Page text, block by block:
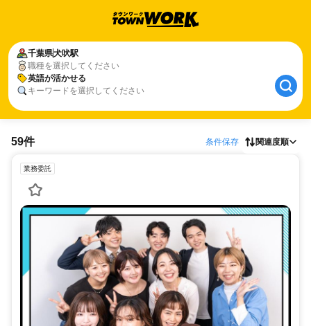
千葉県犬吠駅
職種を選択してください
英語が活かせる
キーワードを選択してください
59件 条件保存 関連度順
業務委託